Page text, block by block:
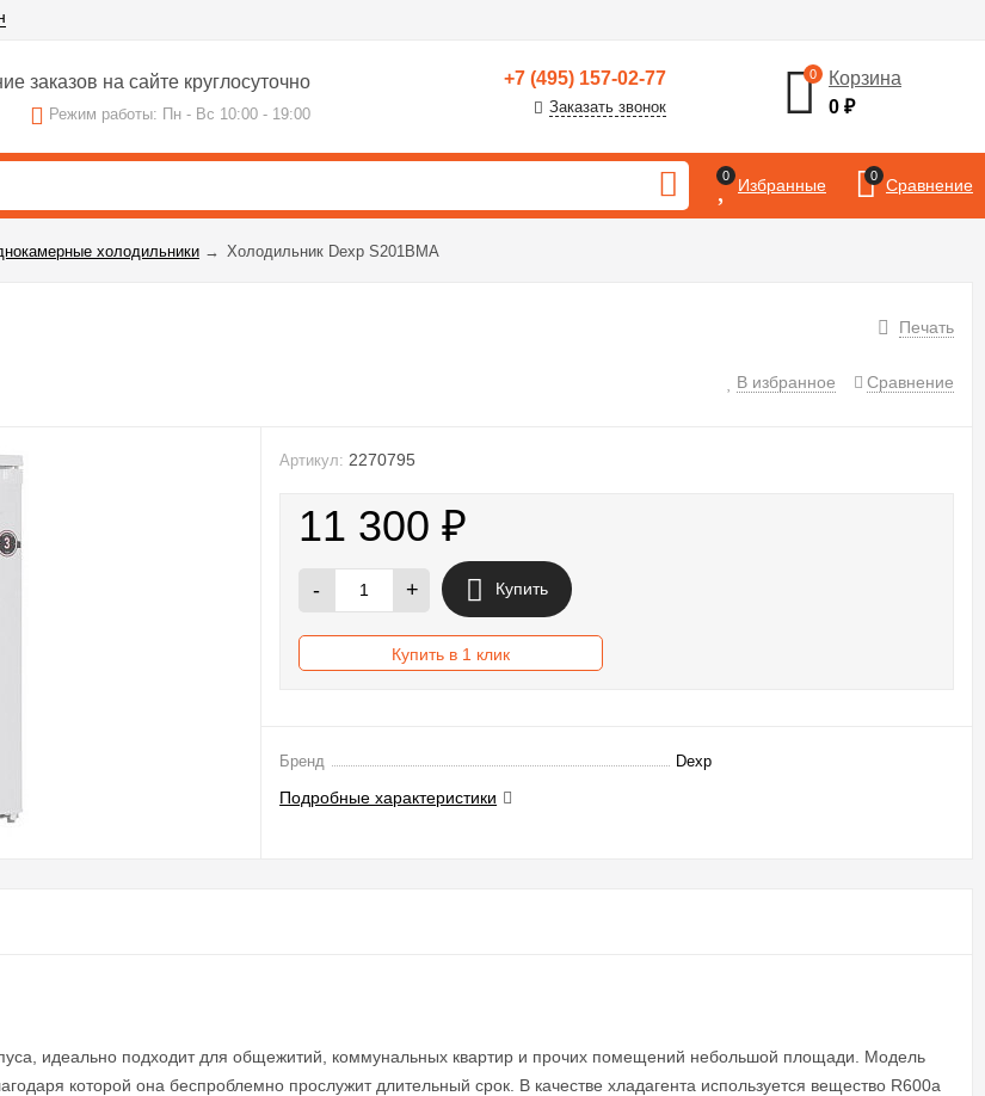
заказов на сайте круглосуточно
Режим работы: Пн - Вс 10:00 - 19:00
+7 (495) 157-02-77
Заказать звонок
0
Корзина
0₽
0 Избранные 0 Сравнение
холодильники → Холодильник Dexp S201BMA
Печать
В избранное Сравнение
Артикул: 2270795
11 300₽
- + Купить
Купить в 1 клик
Бренд Dexp
Подробные характеристики
идеально подходит для общежитий, коммунальных квартир и прочих помещений небольшой площади. Модель
которой она беспроблемно прослужит длительный срок. В качестве хладагента используется вещество R600a